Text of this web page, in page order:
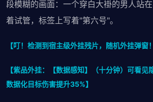
段模糊的画面：一个穿白大褂的男人站
着试管，标签上写着"第六号"。
【叮！检测到宿主级外挂残片，随机外挂弹窗
【紫品外挂：【数据感知】（十分钟）可看见
数据化目标伤害提升35%】